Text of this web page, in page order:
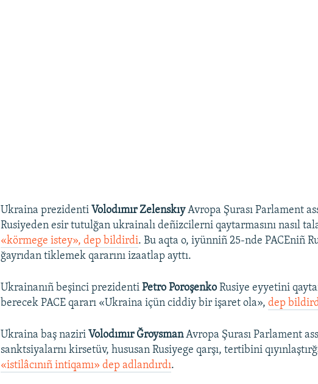
Ukraina prezidenti Volodımır ZelenskıyAvropa Şurası Parlament
Rusiyeden esir tutulğan ukrainalı deñizcilerni qaytarmasını nasıl
«körmege istey», dep bildirdi. Bu aqta o, iyünniñ 25-nde PACEniñ
ğayrıdan tiklemek qararını izaatlap ayttı.
Ukrainanıñ beşinci prezidentiPetro PoroşenkoRusiye eyyetini
berecek PACE qararı «Ukraina içün ciddiy bir işaret ola»,dep
Ukraina baş naziri Volodımır ĞroysmanAvropa Şurası Parlament
sanktsiyalarnı kirsetüv, hususan Rusiyege qarşı, tertibini
«istilâcınıñ intiqamı» dep adlandırdı.